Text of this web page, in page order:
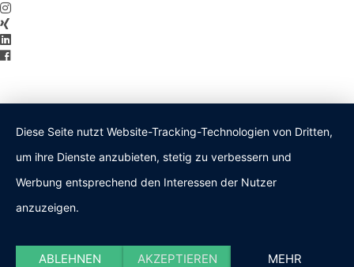
Diese Seite nutzt Website-Tracking-Technologien von Dritten,
um ihre Dienste anzubieten, stetig zu verbessern und
Werbung entsprechend den Interessen der Nutzer
anzuzeigen.
ABLEHNEN AKZEPTIEREN MEHR